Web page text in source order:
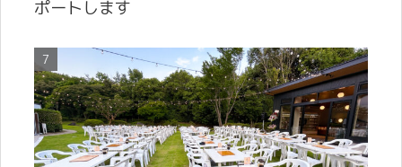
ポートします